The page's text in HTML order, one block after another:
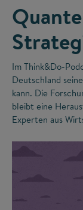
Im Think&Do-
Deutschland
kann. Die
bleibt eine
Experten aus